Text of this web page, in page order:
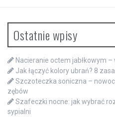
Ostatnie wpisy
Nacieranie octem jabłkowym
Jak łączyć kolory ubrań? 8
Szczoteczka soniczna –
zębów
Szafeczki nocne: jak wybrać
sypialni